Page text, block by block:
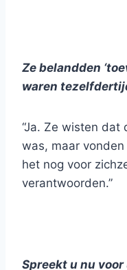
Ze belandden
waren
“Ja. Ze wisten dat
was, maar
het nog voor
verantwoorden.”
Spreekt u nu